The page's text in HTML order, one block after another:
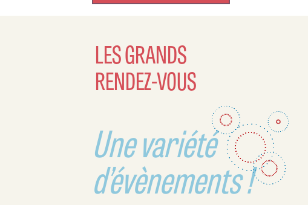
LES GRANDS
RENDEZ-VOUS
Une variété
d’évènements !